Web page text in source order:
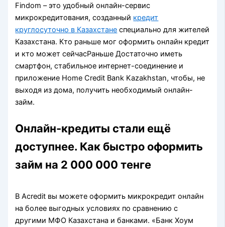
Findom – это удобный онлайн-сервис
микрокредитования, созданный кредит
круглосуточно в Казахстане специально для жителей
Казахстана. Кто раньше мог оформить онлайн кредит
и кто может сейчасРаньше Достаточно иметь
смартфон, стабильное интернет-соединение и
приложение Home Credit Bank Kazakhstan, чтобы, не
выходя из дома, получить необходимый онлайн-
займ.
Онлайн-кредиты стали ещё
доступнее. Как быстро оформить
займ на 2 000 000 тенге
В Acredit вы можете оформить микрокредит онлайн
на более выгодных условиях по сравнению с
другими МФО Казахстана и банками. «Банк Хоум